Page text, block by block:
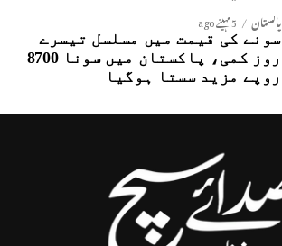
پاکستان 5 مہینے ago
سونے کی قیمت میں مسلسل تیسرے
روز کمی، پاکستان میں سونا 8700
روپے مزید سستا ہوگیا